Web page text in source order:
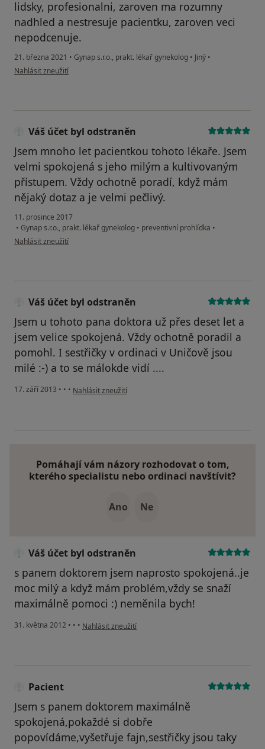
lidsky, profesionalni, zaroven ma rozumny
nadhled a nestresuje pacientku, zaroven veci
nepodcenuje.
21. března 2021 • Gynap s.r.o., prakt. lékař gynekolog • Jiný •
podle názoru uživatele Blabla
Nahlásit zneužití
Váš účet byl odstraněn
Jsem mnoho let pacientkou tohoto lékaře. Jsem
velmi spokojená s jeho milým a kultivovaným
přístupem. Vždy ochotně poradí, když mám
nějaký dotaz a je velmi pečlivý.
11. prosince 2017
• Gynap s.r.o., prakt. lékař gynekolog • preventivní prohlídka •
podle názoru uživatele Váš účet byl odstraněn
Nahlásit zneužití
Váš účet byl odstraněn
Jsem u tohoto pana doktora už přes deset let a
jsem velice spokojená. Vždy ochotně poradil a
pomohl. I sestřičky v ordinaci v Uničově jsou
milé :-) a to se málokde vidí ....
17. září 2013 • • • podle názoru uživatele Váš účet byl odstraněn
Nahlásit zneužití
Pomáhají vám názory rozhodovat o tom,
kterého specialistu nebo ordinaci navštívit?
Ano Ne
Váš účet byl odstraněn
s panem doktorem jsem naprosto spokojená..je
moc milý a když mám problém,vždy se snaží
maximálně pomoci :) neměnila bych!
31. května 2012 • • • podle názoru uživatele Váš účet byl odstraněn
Nahlásit zneužití
Pacient
Jsem s panem doktorem maximálně
spokojená,pokaždé si dobře
popovídáme,vyšetřuje fajn,sestřičky jsou taky